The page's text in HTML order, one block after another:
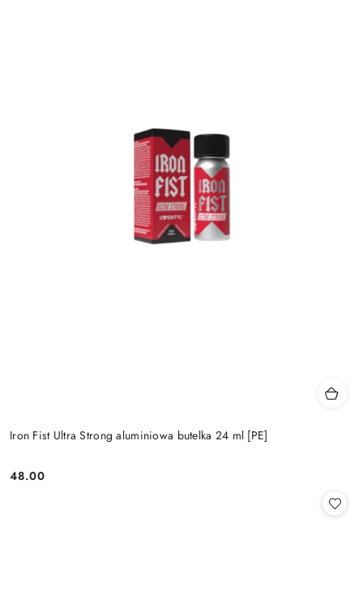
Iron Fist Ultra Strong aluminiowa butelka 24 ml [PE]
Cena:
48.00